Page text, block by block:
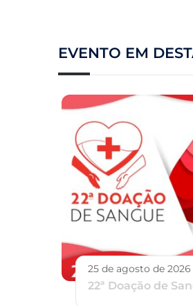
EVENTO EM
25 de agosto de 2026
22ª Doação de